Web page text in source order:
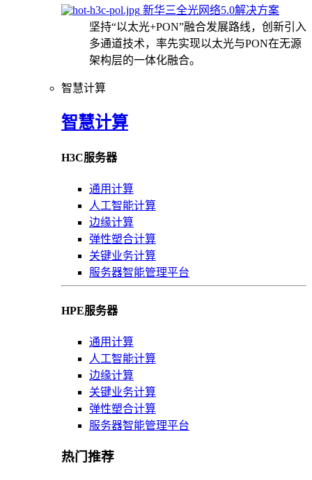
新华三全光网络5.0解决方案
坚持“以太光+PON”融合发展路线，创新引入
多通道技术，率先实现以太光与PON在无源
架构层的一体化融合。
智慧计算
智慧计算
H3C服务器
通用计算
人工智能计算
边缘计算
弹性塑合计算
关键业务计算
服务器智能管理平台
HPE服务器
通用计算
人工智能计算
边缘计算
关键业务计算
弹性塑合计算
服务器智能管理平台
热门推荐